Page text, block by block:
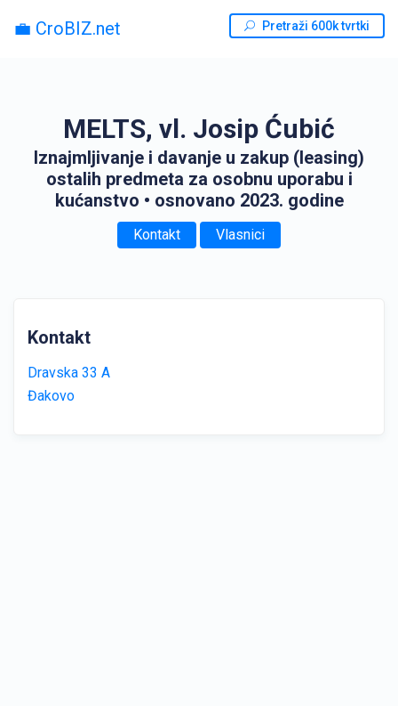
💼 CroBIZ.net Pretraži 600k tvrtki
MELTS, vl. Josip Ćubić
Iznajmljivanje i davanje u zakup (leasing)
ostalih predmeta za osobnu uporabu i
kućanstvo • osnovano 2023. godine
Kontakt Vlasnici
Kontakt
Dravska 33 A
Đakovo